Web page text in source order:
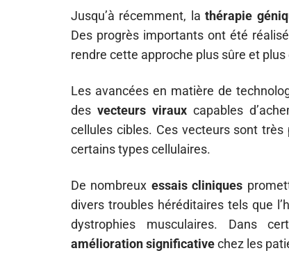
Jusqu’à récemment, lathérapie
Des progrès importants ont été
rendre cette approche plus sûre et plus
Les avancées en matière de
des vecteurs viraux capables
cellules cibles. Ces vecteurs sont
certains types cellulaires.
De nombreux essais cliniques
divers troubles héréditaires tels que
dystrophies musculaires. Dans
amélioration significativechez les